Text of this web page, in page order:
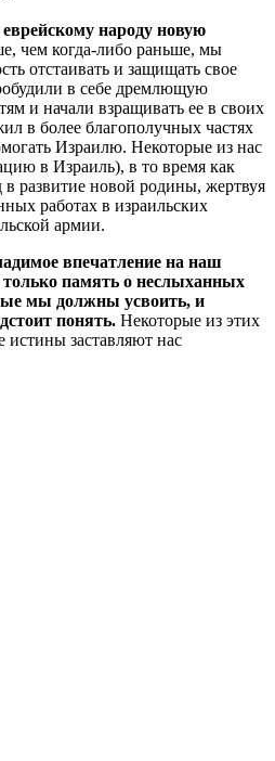
народу новую
чем когда-либо раньше, мы
отстаивать и защищать свое
в себе дремлющую
и начали взращивать ее в своих
в более благополучных частях
Израилю. Некоторые из нас
в Израиль), в то время как
в развитие новой родины, жертвуя
работах в израильских
армии.
впечатление на наш
память о неслыханных
мы должны усвоить, и
понять. Некоторые из этих
истины заставляют нас